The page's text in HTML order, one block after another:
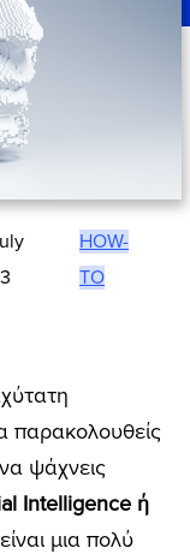
HOW-
TO
παρακολουθείς
ψάχνεις
Ιntelligence ή
μια πολύ